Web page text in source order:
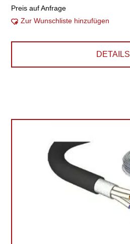
Preis auf Anfrage
Zur Wunschliste hinzufügen
DETAILS